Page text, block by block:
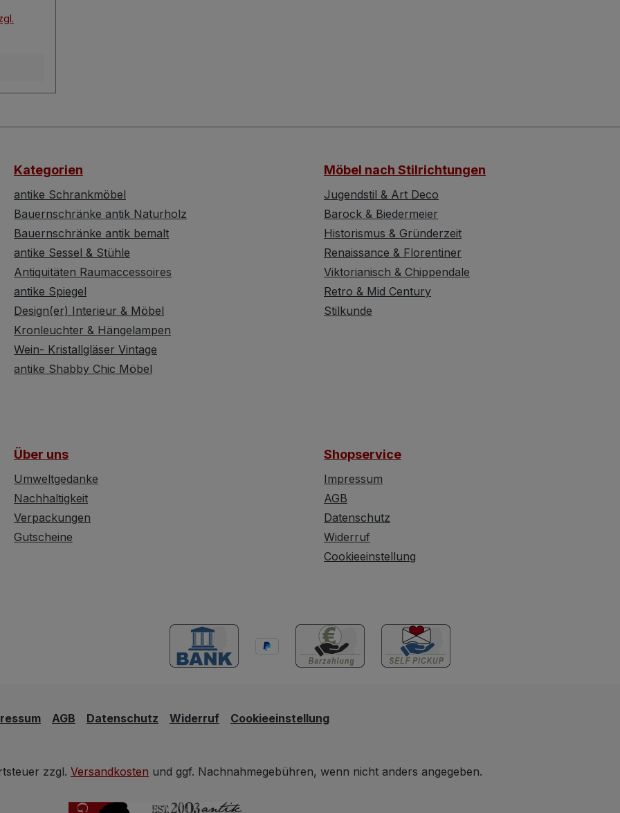
-
bieten
Bretz
in
Kategorien
antike Schrankmöbel
Bauernschränke antik Naturholz
Bauernschränke antik bemalt
antike Sessel & Stühle
Antiquitäten Raumaccessoires
antike Spiegel
Design(er) Interieur & Möbel
Kronleuchter & Hängelampen
Wein- Kristallgläser Vintage
antike Shabby Chic Möbel
Möbel nach Stilrichtungen
Jugendstil & Art Deco
Barock & Biedermeier
Historismus & Gründerzeit
Renaissance & Florentiner
Viktorianisch & Chippendale
Retro & Mid Century
Stilkunde
Über uns
Umweltgedanke
Nachhaltigkeit
Verpackungen
Gutscheine
Shopservice
Impressum
AGB
Datenschutz
Widerruf
Cookieeinstellung
AGB Datenschutz Widerruf Cookieeinstellung
zzgl. Versandkosten und ggf. Nachnahmegebühren, wenn nicht anders angegeben.